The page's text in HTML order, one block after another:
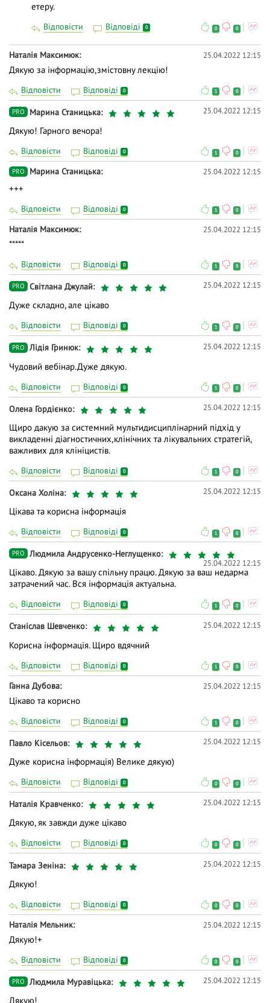
етеру.
Відповісти Відповіді 0 0 0
Наталія Максимюк 25.04.2022 12:15
Дякую за інформацію,змістовну лекцію!
Відповісти Відповіді 0 1 0
PRO Марина Станицька 25.04.2022 12:15
Дякую! Гарного вечора!
Відповісти Відповіді 0 1 0
PRO Марина Станицька 25.04.2022 12:15
+++
Відповісти Відповіді 0 1 0
Наталія Максимюк 25.04.2022 12:15
*****
Відповісти Відповіді 0 1 0
PRO Світлана Джулай 25.04.2022 12:15
Дуже складно, але цікаво
Відповісти Відповіді 0 1 0
PRO Лідія Гринюк 25.04.2022 12:15
Чудовий вебінар.Дуже дякую.
Відповісти Відповіді 0 1 0
Олена Гордієнко 25.04.2022 12:15
Щиро дакую за системний мультидисциплінарний підхід у
викладенні діагностичних,клінічних та лікувальних стратегій,
важливих для клініцистів.
Відповісти Відповіді 0 1 0
Оксана Холiна 25.04.2022 12:15
Цікава та корисна інформація
Відповісти Відповіді 0 1 0
PRO Людмила Андрусенко-Неглущенко
25.04.2022 12:15
Цікаво. Дякую за вашу спільну працю. Дякую за ваш недарма
затрачений час. Вся інформація актуальна.
Відповісти Відповіді 0 1 0
Станіслав Шевченко 25.04.2022 12:15
Корисна інформація. Щиро вдячний
Відповісти Відповіді 0 1 0
Ганна Дубова 25.04.2022 12:15
Цікаво та корисно
Відповісти Відповіді 0 1 0
Павло Кісельов 25.04.2022 12:15
Дуже корисна інформація) Велике дякую)
Відповісти Відповіді 0 0 0
Наталія Кравченко 25.04.2022 12:15
Дякую, як завжди дуже цікаво
Відповісти Відповіді 0 0 0
Тамара Зеніна 25.04.2022 12:15
Дякую!
Відповісти Відповіді 0 0 0
Наталія Мельник 25.04.2022 12:15
Дякую!+
Відповісти Відповіді 0 0 0
PRO Людмила Муравіцька 25.04.2022 12:15
Дякую!